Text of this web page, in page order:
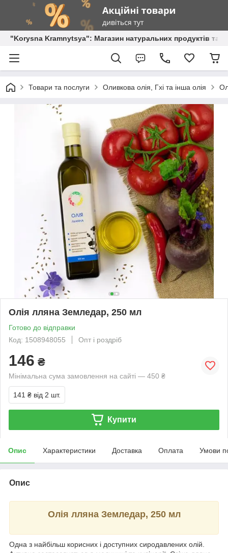
"Korysna Kramnytsya": Магазин натуральних продуктів та
Товари та послуги Оливкова олія, Гхі та інша олія
Олія лляна Земледар, 250 мл
Готово до відправки
Код: 1508948055
Опт і роздріб
146 ₴
Мінімальна сума замовлення на сайті — 450 ₴
141 ₴ від 2 шт.
Купити
Опис Характеристики Доставка Оплата Умови
Опис
Олія лляна Земледар, 250 мл
Одна з найбільш корисних і доступних сиродавлених олій.